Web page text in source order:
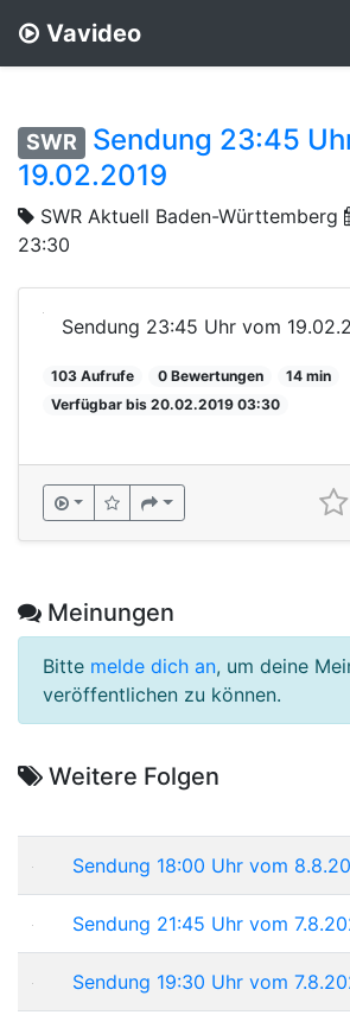
Vavideo
SWR
Sendung 23:45
19.02.2019
SWR Aktuell Baden-Württemberg
23:30
Sendung 23:45 Uhr vom
103 Aufrufe 0 Bewertungen
14 min
Verfügbar bis 20.02.2019 03:30
Meinungen
Bitte melde dich an, um deine
veröffentlichen zu können.
Weitere Folgen
Sendung 18:00 Uhr vom
Sendung 21:45 Uhr vom
Sendung 19:30 Uhr vom